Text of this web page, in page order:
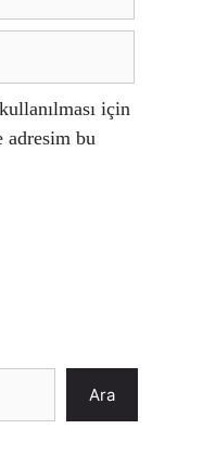
için
adresim bu
Ara